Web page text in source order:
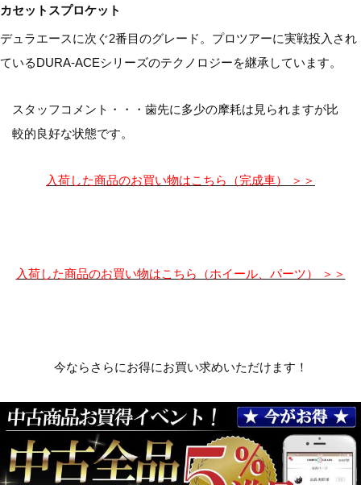
カセットスプロケット
デュラエースに次ぐ2番目のグレード。プロツアーに実戦投入され
ているDURA-ACEシリーズのテクノロジーを継承しています。
スタッフコメント・・・歯先に多少の摩耗は見られますが比
較的良好な状態です。
入荷した商品のお買い物はこちら（完成車） ＞＞
入荷した商品のお買い物はこちら（ホイール、パーツ） ＞＞
今ならさらにお得にお買い求めいただけます！